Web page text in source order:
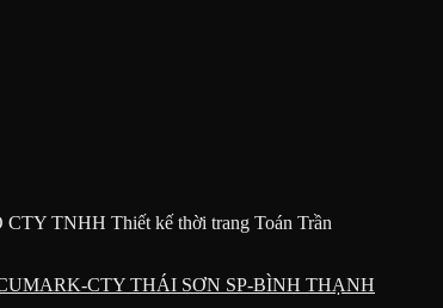
CTY TNHH Thiết kế thời trang Toán Trần
CTY THÁI SƠN SP-BÌNH THẠNH